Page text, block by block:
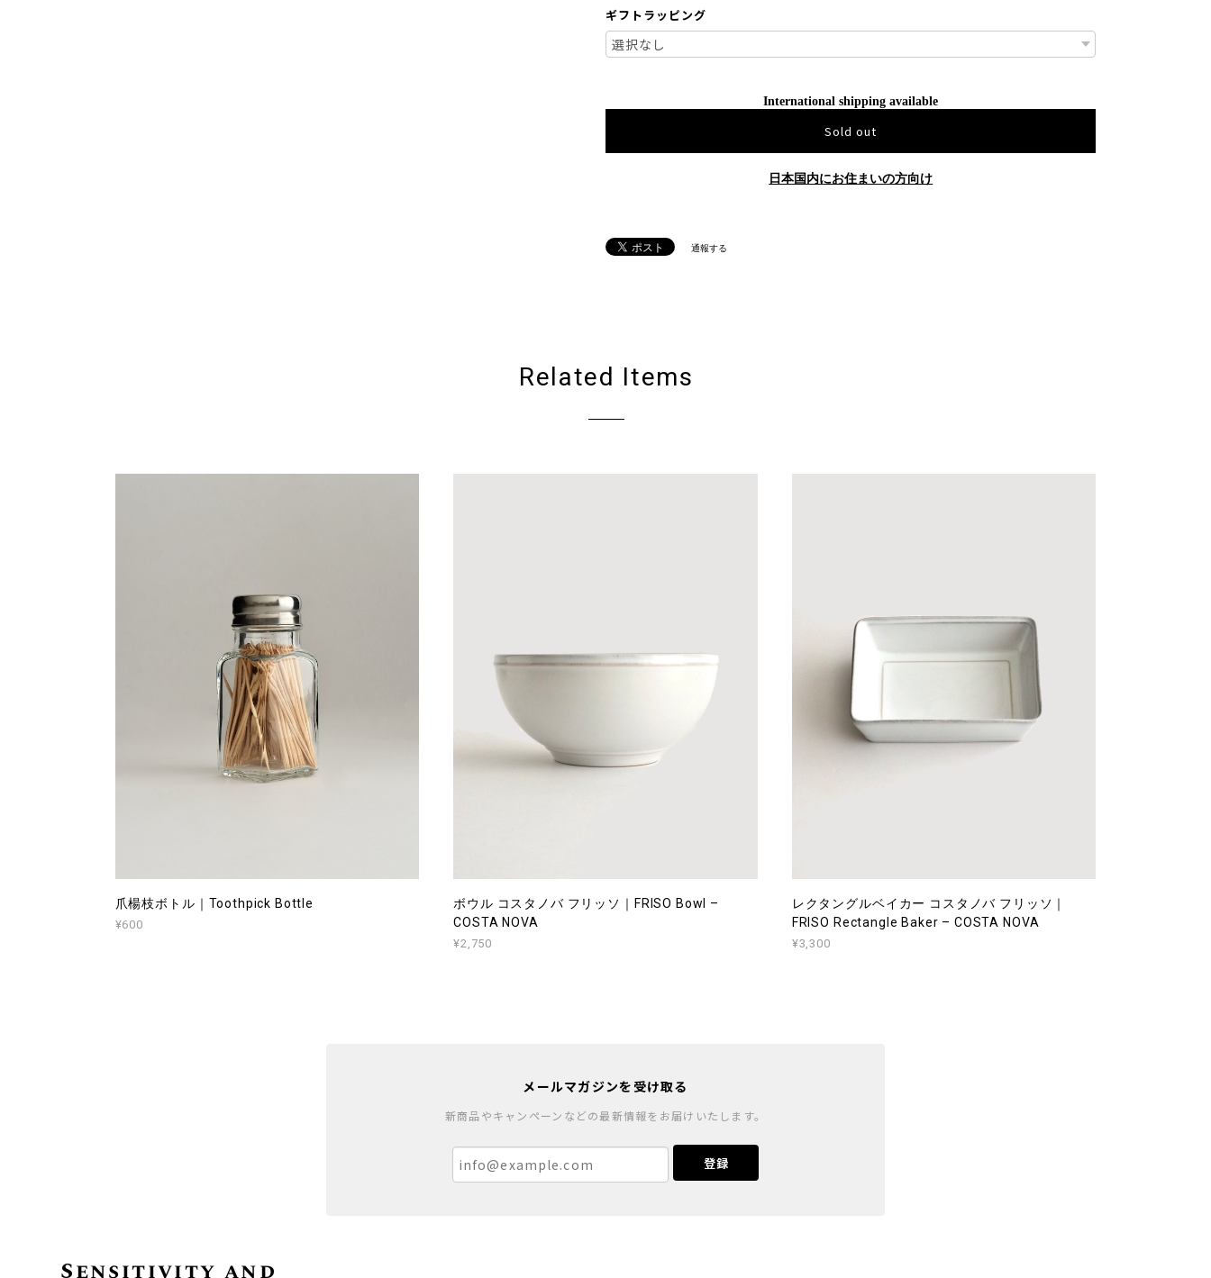
ギフトラッピング
International shipping available
Sold out
日本国内にお住まいの方向け
通報する
Related Items
爪楊枝ボトル｜Toothpick Bottle
¥600
ボウル コスタノバ フリッソ｜FRISO Bowl –
COSTA NOVA
¥2,750
レクタングルベイカー コスタノバ フリッソ｜
FRISO Rectangle Baker – COSTA NOVA
¥3,300
メールマガジンを受け取る
新商品やキャンペーンなどの最新情報をお届けいたします。
登録